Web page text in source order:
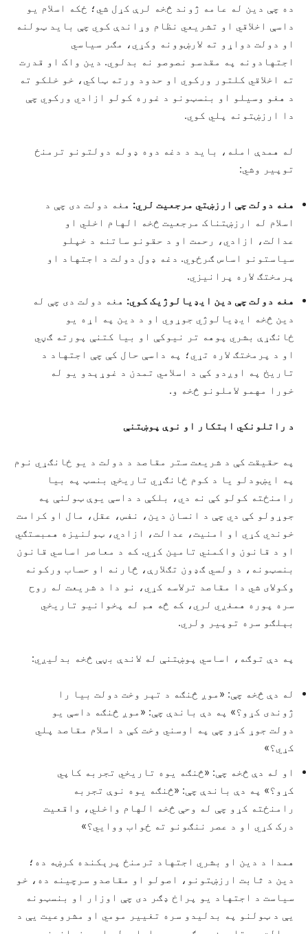
ده چې دین له عامه ژوند څخه لرې کړل شي؛ ځکه اسلام یو
داسې اخلاقي او تشریعي نظام وړاندې کوي چې باید ټولنه
او دولت دواړو ته لارښوونه وکړي، مګر سیاسي
اجتهادونه په مقدسو نصوصو نه بدلوي. دین واک او قدرت
ته اخلاقي کلتور ورکوي او حدود ورته ټاکي، خو خلکو ته
د هغو وسیلو او بنسټونو د غوره کولو ازادي ورکوي چې
دا ارزښتونه پلي کوي.
له همدې امله، باید د دغه دوه ډوله دولتونو ترمنځ
توپیر وشي:
هغه دولت چې ارزښتي مرجعیت لري: هغه دولت دی چې د
اسلام له ارزښتناک مرجعیت څخه الهام اخلي او
عدالت، ازادي، رحمت او د حقونو ساتنه د خپلو
سیاستونو اساس ګرځوي. دغه ډول دولت د اجتهاد او
پرمختګ لاره پرانیزي.
هغه دولت چې دین ايډیالوژیک کوي: هغه دولت دی چې له
دین څخه ايډیالوژي جوړوي او د دین په اړه یو
ځانګړې بشري پوهه تر نیوکې او بیا کتنې پورته ګڼي
او د پرمختګ لاره تړي؛ په داسې حال کې چې اجتهاد د
تاریخ په اوږدو کې د اسلامي تمدن د غوړېدو یو له
خورا مهمو لاملونو څخه و.
د راتلونکي ابتکار او نوې پوښتنې
په حقیقت کې د شریعت ستر مقاصد د دولت د يو ځانګړي نوم
په ايښودلو یا د کوم ځانګړي تاريخي بنسټ په بیا
رامنځته کولو کې نه دي، بلکې د داسې یوې ټولنې په
جوړولو کې دي چې د انسان دین، نفس، عقل، مال او کرامت
خوندي کړي او امنیت، عدالت، ازادي، ټولنیزه همبستګي
او د قانون واکمني تامین کړي. که د معاصر اساسي قانون
بنسټونه، د ولسي ګډون تګلارې، څارنه او حساب ورکونه
وکولای شي دا مقاصد ترلاسه کړي، نو دا د شریعت له روح
سره پوره همغږي لري، که څه هم له پخوانیو تاریخي
بېلګو سره توپیر ولري.
په دې توګه، اساسي پوښتنې له لاندې بڼې څخه بدلیږي:
له دې څخه چې: «موږ څنګه د تېر وخت دولت بیا را
ژوندی کړو؟» په دې باندې چې: «موږ څنګه داسې یو
دولت جوړ کړو چې په اوسني وخت کې د اسلام مقاصد پلي
کړي؟»
او له دې څخه چې: «څنګه یوه تاریخي تجربه کاپي
کړو؟» په دې باندې چې: «څنګه یوه نوې تجربه
رامنځته کړو چې له وحې څخه الهام واخلي، واقعیت
درک کړي او د عصر ننګونو ته ځواب ووايي؟»
همدا د دین او بشري اجتهاد ترمنځ پرېکنده کرښه ده؛
دین د ثابت ارزښتونو، اصولو او مقاصدو سرچینه ده، خو
سیاست د اجتهاد یو پراخ ډګر دی چې اوزار او بنسټونه
یې د ټولنو په بدلیدو سره تغيیر مومي او مشروعیت یې د